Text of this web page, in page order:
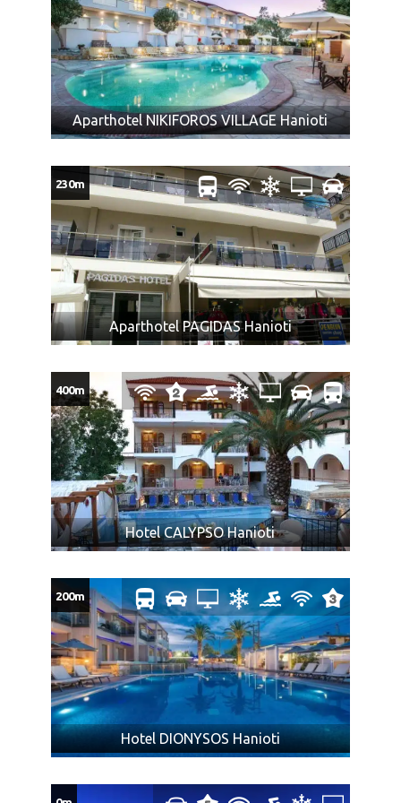
U smeštajnoj jedinici samo jedno dete uzrasta od 0 do
6 godina, može da koristi zajednički ležaj.
Dete bilo kog uzrasta koje koristi osnovni ležaj plaća
punu cenu aranžmana.
Odrasla osoba koja koristi pomoćni ležaj plaća iznos
naveden u tabeli programa putovanja sa cenovnikom,
osoba i mesto u autobusu.
DODATNO SEDIŠTE iznosi 45€ na cenu ugovorenog
aranžmana.
Ukoliko Vam ponuda za Hotel OLYMPIC KOSMA Hanioti ne
odgovara pogledajte ponudu ostalih smeštaja u letovalištu
Haniotiili ostalim letovalištima na poluostrvuHalkidikina
severuGrčke
ARANŽMANA:
CENA AUTOBUSKOG PREVOZA za putnike koji koriste samo
uslugu prevoza:iz Subotice povratna karta 85€, jedan pravac
65€, iz Novog Sada povratna karta 75€, jedan pravac 55€, iz
Beograda, Kragujevca i Niša povratna karta 70€, jedan pravac
50€.
NAPOMENA za autobuski prevoz:
polaze iz različitih mesta, agencija ne može garantovati
da će prevoz biti obavljen istim prevoznim sredstvom i
da će sedeti zajedno.
Promene mesta ulaska putnika moguće su najkasnije 7
dana pre datuma polaska i ne mogu biti razlog
odustanka putnika od aranžmana.
Tokom vožnje autobusom pušenje, konzumiranje
alkohola i opojnih sredstava je najstrože zabranjeno.
Zadržavanje na free shop-u nije obavezujuće.
U slučaju nedovoljnog broja putnika na prevozu,
Aparthotel NIKIFOROS VILLAGE Hanioti
Aparthotel PAGIDAS Hanioti
230m
Hotel CALYPSO Hanioti
400m
Hotel DIONYSOS Hanioti
200m